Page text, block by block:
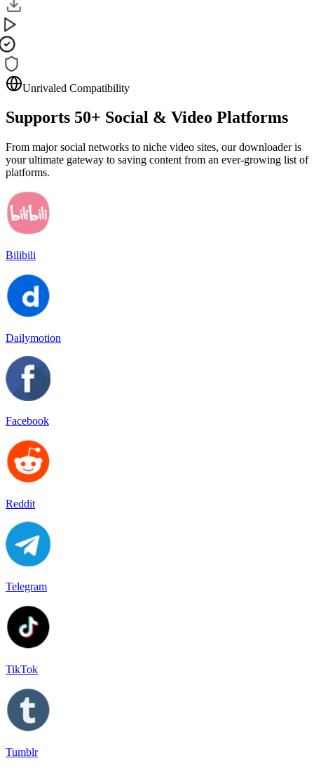
Unrivaled Compatibility
Supports 50+ Social & Video Platforms
From major social networks to niche video sites, our downloader is
your ultimate gateway to saving content from an ever-growing list of
platforms.
Bilibili
Dailymotion
Facebook
Reddit
Telegram
TikTok
Tumblr